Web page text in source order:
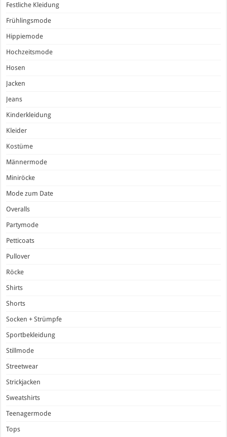
Festliche Kleidung
Frühlingsmode
Hippiemode
Hochzeitsmode
Hosen
Jacken
Jeans
Kinderkleidung
Kleider
Kostüme
Männermode
Miniröcke
Mode zum Date
Overalls
Partymode
Petticoats
Pullover
Röcke
Shirts
Shorts
Socken + Strümpfe
Sportbekleidung
Stillmode
Streetwear
Strickjacken
Sweatshirts
Teenagermode
Tops